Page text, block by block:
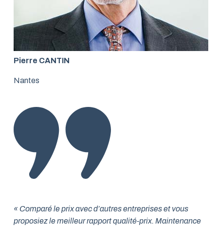
Pierre CANTIN
Nantes
« Comparé le prix avec d’autres entreprises et vous
proposiez le meilleur rapport qualité-prix. Maintenance